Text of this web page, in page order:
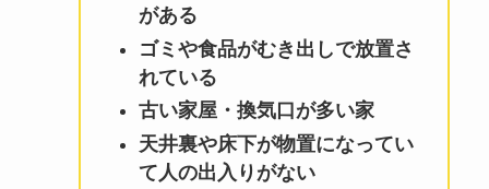
がある
ゴミや食品がむき出しで放置さ
れている
古い家屋・換気口が多い家
天井裏や床下が物置になってい
て人の出入りがない